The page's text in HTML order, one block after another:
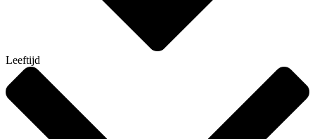
Leeftijd